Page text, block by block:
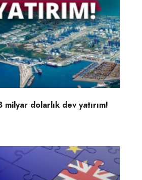
dolarlık dev yatırım!